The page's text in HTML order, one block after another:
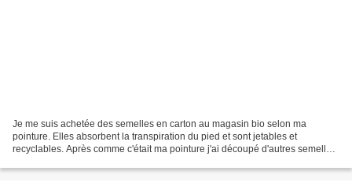
Je me suis achetée des semelles en carton au magasin bio selon ma
pointure. Elles absorbent la transpiration du pied et sont jetables et
recyclables. Après comme c'était ma pointure j'ai découpé d'autres semelles